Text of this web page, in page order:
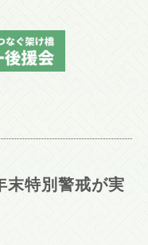
特別警戒が実